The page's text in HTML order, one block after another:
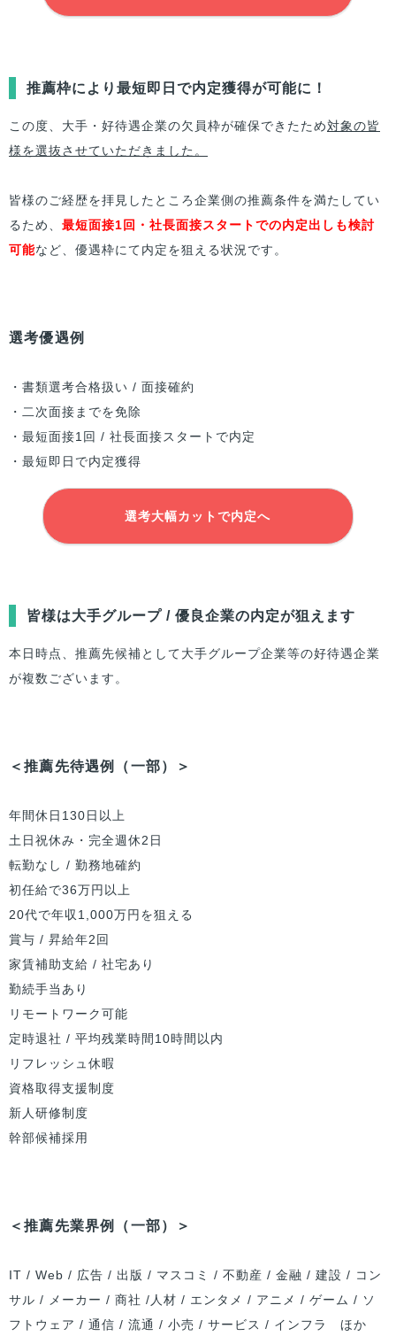
推薦枠により最短即日で内定獲得が可能に！
この度、大手・好待遇企業の欠員枠が確保できたため対象の皆
様を選抜させていただきました。
皆様のご経歴を拝見したところ企業側の推薦条件を満たしてい
るため、 最短面接1回・社長面接スタートでの内定出しも検討
可能など、優遇枠にて内定を狙える状況です。
選考優遇例
・書類選考合格扱い / 面接確約
・二次面接までを免除
・最短面接1回 / 社長面接スタートで内定
・最短即日で内定獲得
選考大幅カットで内定へ
皆様は大手グループ / 優良企業の内定が狙えます
本日時点、推薦先候補として大手グループ企業等の好待遇企業
が複数ございます。
＜推薦先待遇例（一部）＞
年間休日130日以上
土日祝休み・完全週休2日
転勤なし / 勤務地確約
初任給で36万円以上
20代で年収1,000万円を狙える
賞与 / 昇給年2回
家賃補助支給 / 社宅あり
勤続手当あり
リモートワーク可能
定時退社 / 平均残業時間10時間以内
リフレッシュ休暇
資格取得支援制度
新人研修制度
幹部候補採用
＜推薦先業界例（一部）＞
IT / Web / 広告 / 出版 / マスコミ / 不動産 / 金融 / 建設 / コン
サル / メーカー / 商社 /人材 / エンタメ / アニメ / ゲーム / ソ
フトウェア / 通信 / 流通 / 小売 / サービス / インフラ ほか